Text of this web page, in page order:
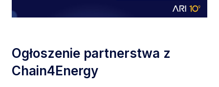
Ogłoszenie partnerstwa z
Chain4Energy